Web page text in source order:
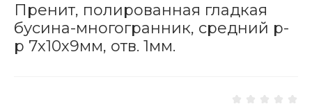
Пренит, полированная гладкая
бусина-многогранник, средний р-
р 7х10х9мм, отв. 1мм.